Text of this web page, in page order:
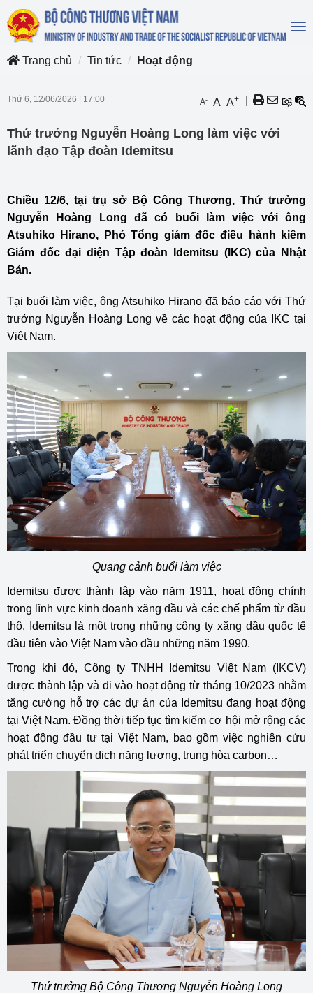
Trang chủ
Tin tức Hoạt động
Thứ 6, 12/06/2026 17:00 A- A A+
Thứ trưởng Nguyễn Hoàng Long làm việc với
lãnh đạo Tập đoàn Idemitsu
Chiều 12/6, tại trụ sở Bộ Công Thương, Thứ trưởng
Nguyễn Hoàng Long đã có buổi làm việc với ông
Atsuhiko Hirano, Phó Tổng giám đốc điều hành kiêm
Giám đốc đại diện Tập đoàn Idemitsu (IKC) của Nhật
Bản.
Tại buổi làm việc, ông Atsuhiko Hirano đã báo cáo với Thứ
trưởng Nguyễn Hoàng Long về các hoạt động của IKC tại
Việt Nam.
Quang cảnh buổi làm việc
Idemitsu được thành lập vào năm 1911, hoạt động chính
trong lĩnh vực kinh doanh xăng dầu và các chế phẩm từ dầu
thô. Idemitsu là một trong những công ty xăng dầu quốc tế
đầu tiên vào Việt Nam vào đầu những năm 1990.
Trong khi đó, Công ty TNHH Idemitsu Việt Nam (IKCV)
được thành lập và đi vào hoạt động từ tháng 10/2023 nhằm
tăng cường hỗ trợ các dự án của Idemitsu đang hoạt động
tại Việt Nam. Đồng thời tiếp tục tìm kiếm cơ hội mở rộng các
hoạt động đầu tư tại Việt Nam, bao gồm việc nghiên cứu
phát triển chuyển dịch năng lượng, trung hòa carbon…
Thứ trưởng Bộ Công Thương Nguyễn Hoàng Long